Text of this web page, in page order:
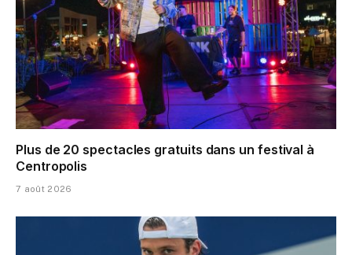
Plus de 20 spectacles gratuits dans un festival à
Centropolis
7 août 2026